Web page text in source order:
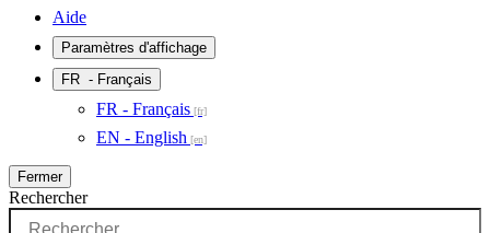
Aide
Paramètres d'affichage
FR - Français
FR - Français
EN - English
Fermer
Rechercher